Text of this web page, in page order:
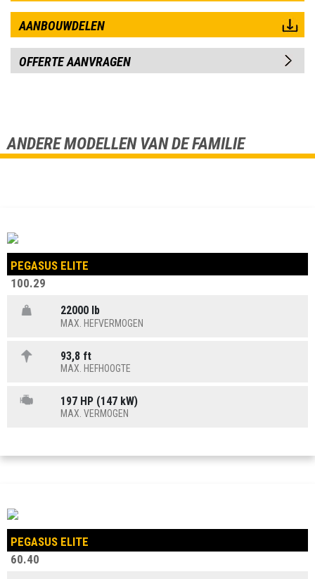
AANBOUWDELEN
OFFERTE AANVRAGEN
ANDERE MODELLEN VAN DE FAMILIE
PEGASUS ELITE
100.29
22000 lb
MAX. HEFVERMOGEN
93,8 ft
MAX. HEFHOOGTE
197 HP (147 kW)
MAX. VERMOGEN
PEGASUS ELITE
60.40